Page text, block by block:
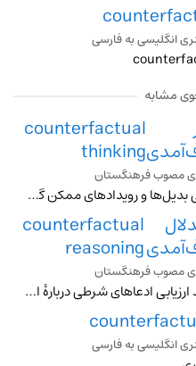
انگلیسی به فارسی
مشابه
counterfactual
thinking
مصوب فرهنگستان
بررسی بدیل‌ها و رویدادهای ممکن گذشته
counterfactual
reasoning
مصوب فرهنگستان
فرایند ارزیابی ادعاهای شرطی دربارۀ احتمالات بدیل گذشته یا آینده و پیامدهای آنها
انگلیسی به فارسی